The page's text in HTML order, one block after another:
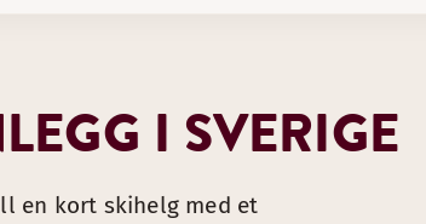
I SVERIGE
en kort skihelg med et